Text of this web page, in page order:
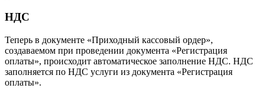
НДС
Теперь в документе «Приходный кассовый ордер»,
создаваемом при проведении документа «Регистрация
оплаты», происходит автоматическое заполнение НДС. НДС
заполняется по НДС услуги из документа «Регистрация
оплаты».